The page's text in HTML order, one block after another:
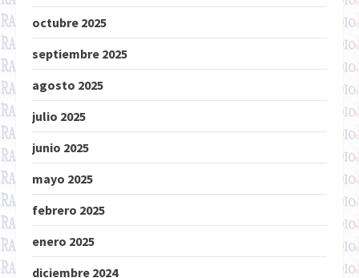
octubre 2025
septiembre 2025
agosto 2025
julio 2025
junio 2025
mayo 2025
febrero 2025
enero 2025
diciembre 2024